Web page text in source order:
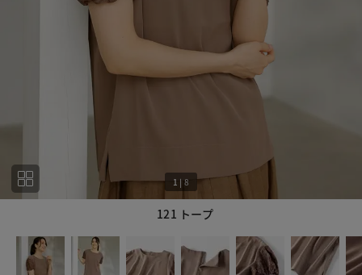
121 トープ
1 | 8